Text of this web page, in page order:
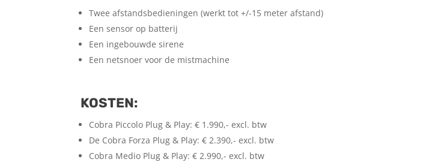
Twee afstandsbedieningen (werkt tot +/-15 meter afstand)
Een sensor op batterij
Een ingebouwde sirene
Een netsnoer voor de mistmachine
KOSTEN:
Cobra Piccolo Plug & Play: € 1.990,- excl. btw
De Cobra Forza Plug & Play: € 2.390,- excl. btw
Cobra Medio Plug & Play: € 2.990,- excl. btw